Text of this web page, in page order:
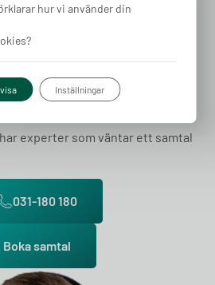
det du letar
experter som väntar ett samtal
031-180 180
Boka samtal
hur vi använder din
Inställningar